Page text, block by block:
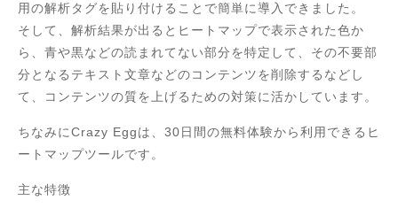
用の解析タグを貼り付けることで簡単に導入できました。
そして、解析結果が出るとヒートマップで表示された色か
ら、青や黒などの読まれてない部分を特定して、その不要部
分となるテキスト文章などのコンテンツを削除するなどし
て、コンテンツの質を上げるための対策に活かしています。
ちなみにCrazy Eggは、30日間の無料体験から利用できるヒ
ートマップツールです。
主な特徴